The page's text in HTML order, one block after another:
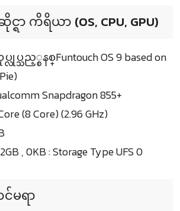
ရာ ကိရိယာ (OS, CPU, GPU)
သည့္စနစ္Funtouch OS 9 based on
Snapdragon 855+
(8 Core) (2.96 GHz)
, 0KB : Storage Type UFS 0
မရာ